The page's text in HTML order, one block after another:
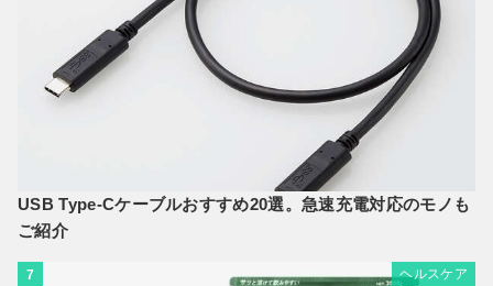
USB Type-Cケーブルおすすめ20選。急速充電対応のモノも
ご紹介
7 ヘルスケア